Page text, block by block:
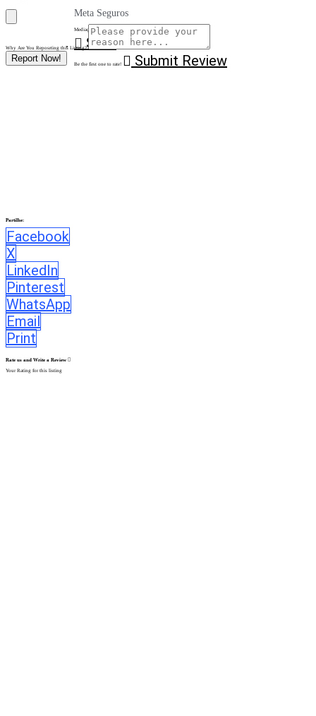
Why Are You Reposrting this Listing?
Report Now!
Meta Seguros
Mediação de Seguros
Save
Be the first one to rate! Submit Review
Partilhe:
Facebook
X
LinkedIn
Pinterest
WhatsApp
Email
Print
Rate us and Write a Review
Your Rating for this listing